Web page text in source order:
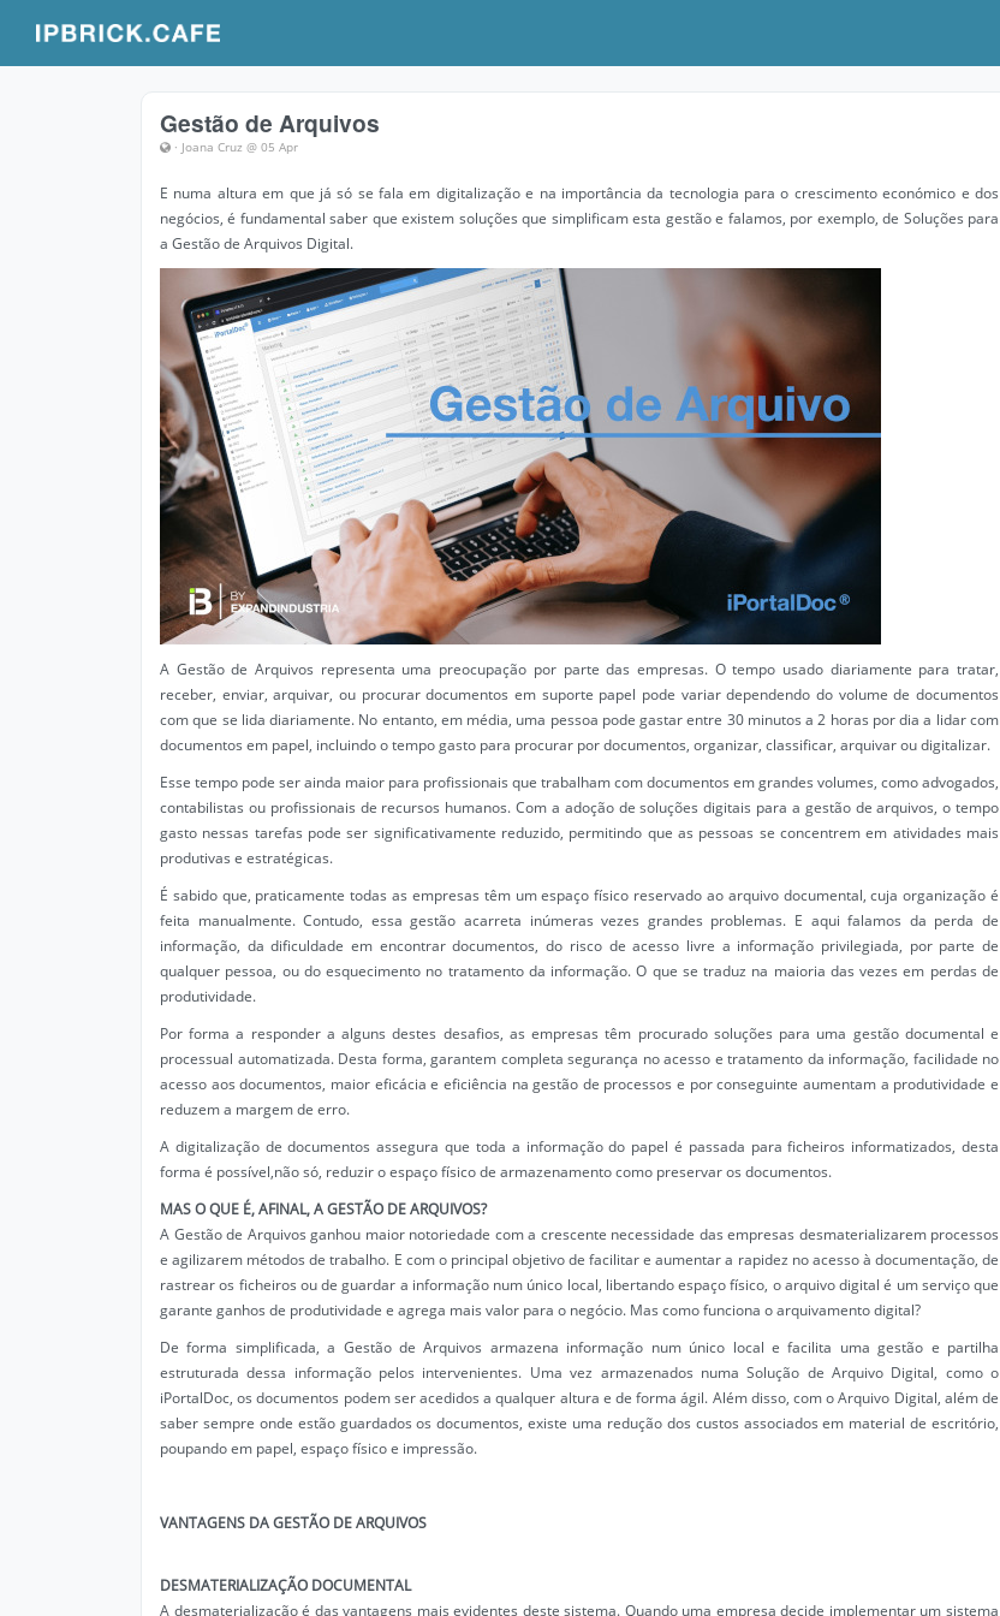
Gestão de Arquivos
· Joana Cruz @ 05 Apr
E numa altura em que já só se fala em digitalização e na importância da tecnologia para o crescimento económico e dos
negócios, é fundamental saber que existem soluções que simplificam esta gestão e falamos, por exemplo, de Soluções para
a Gestão de Arquivos Digital.
A Gestão de Arquivos representa uma preocupação por parte das empresas. O tempo usado diariamente para tratar,
receber, enviar, arquivar, ou procurar documentos em suporte papel pode variar dependendo do volume de documentos
com que se lida diariamente. No entanto, em média, uma pessoa pode gastar entre 30 minutos a 2 horas por dia a lidar com
documentos em papel, incluindo o tempo gasto para procurar por documentos, organizar, classificar, arquivar ou digitalizar.
Esse tempo pode ser ainda maior para profissionais que trabalham com documentos em grandes volumes, como advogados,
contabilistas ou profissionais de recursos humanos. Com a adoção de soluções digitais para a gestão de arquivos, o tempo
gasto nessas tarefas pode ser significativamente reduzido, permitindo que as pessoas se concentrem em atividades mais
produtivas e estratégicas.
É sabido que, praticamente todas as empresas têm um espaço físico reservado ao arquivo documental, cuja organização é
feita manualmente. Contudo, essa gestão acarreta inúmeras vezes grandes problemas. E aqui falamos da perda de
informação, da dificuldade em encontrar documentos, do risco de acesso livre a informação privilegiada, por parte de
qualquer pessoa, ou do esquecimento no tratamento da informação. O que se traduz na maioria das vezes em perdas de
produtividade.
Por forma a responder a alguns destes desafios, as empresas têm procurado soluções para uma gestão documental e
processual automatizada. Desta forma, garantem completa segurança no acesso e tratamento da informação, facilidade no
acesso aos documentos, maior eficácia e eficiência na gestão de processos e por conseguinte aumentam a produtividade e
reduzem a margem de erro.
A digitalização de documentos assegura que toda a informação do papel é passada para ficheiros informatizados, desta
forma é possível,não só, reduzir o espaço físico de armazenamento como preservar os documentos.
MAS O QUE É, AFINAL, A GESTÃO DE ARQUIVOS?
A Gestão de Arquivos ganhou maior notoriedade com a crescente necessidade das empresas desmaterializarem processos
e agilizarem métodos de trabalho. E com o principal objetivo de facilitar e aumentar a rapidez no acesso à documentação, de
rastrear os ficheiros ou de guardar a informação num único local, libertando espaço físico, o arquivo digital é um serviço que
garante ganhos de produtividade e agrega mais valor para o negócio. Mas como funciona o arquivamento digital?
De forma simplificada, a Gestão de Arquivos armazena informação num único local e facilita uma gestão e partilha
estruturada dessa informação pelos intervenientes. Uma vez armazenados numa Solução de Arquivo Digital, como o
iPortalDoc, os documentos podem ser acedidos a qualquer altura e de forma ágil. Além disso, com o Arquivo Digital, além de
saber sempre onde estão guardados os documentos, existe uma redução dos custos associados em material de escritório,
poupando em papel, espaço físico e impressão.
VANTAGENS DA GESTÃO DE ARQUIVOS
DESMATERIALIZAÇÃO DOCUMENTAL
A desmaterialização é das vantagens mais evidentes deste sistema. Quando uma empresa decide implementar um sistema